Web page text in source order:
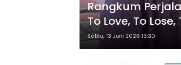
Rangkum
To Love, To Lose,
Sabtu, 13 Juni 2026 13:30